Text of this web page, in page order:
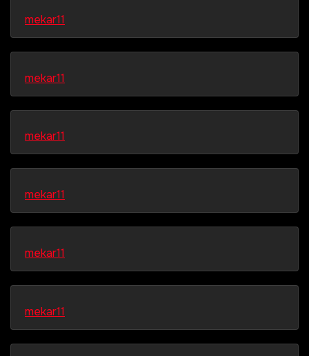
mekar11
mekar11
mekar11
mekar11
mekar11
mekar11